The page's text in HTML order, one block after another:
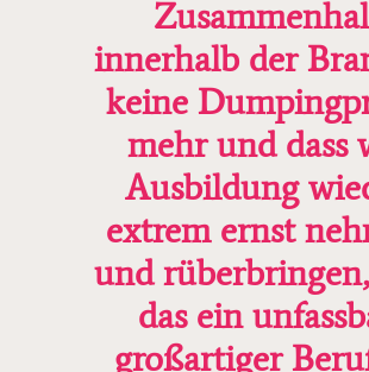
innerhalb der
keine
mehr und dass
Ausbildung
extrem ernst
und
das ein
großartiger